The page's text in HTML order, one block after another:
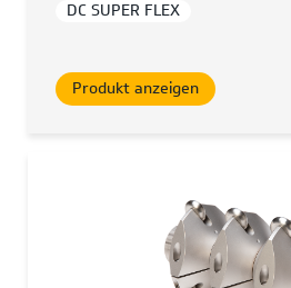
DC SUPER FLEX
Produkt anzeigen